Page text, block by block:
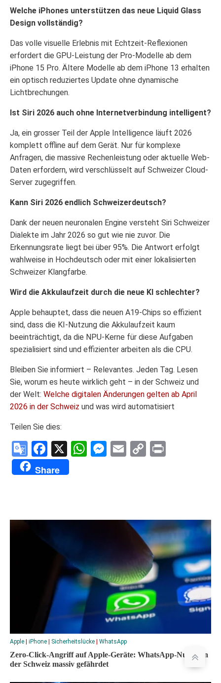
Welche iPhones unterstützen das neue Liquid Glass
Design vollständig?
Das volle visuelle Erlebnis mit Echtzeit-Reflexionen
erfordert die GPU-Leistung der Pro-Modelle ab dem
iPhone 15 Pro. Ältere Modelle ab dem iPhone 13 erhalten
ein optisch reduziertes Update ohne dynamische
Lichtbrechungen.
Ist Siri 2026 auch ohne Internetverbindung intelligent?
Ja, ein grosser Teil der Apple Intelligence läuft 2026
komplett offline auf dem Gerät. Nur für komplexe
Anfragen, die massive Rechenleistung oder aktuelle Web-
Daten erfordern, wird verschlüsselt auf Schweizer Cloud-
Server zugegriffen.
Kann Siri 2026 endlich Schweizerdeutsch?
Dank der neuen neuronalen Engine versteht Siri Schweizer
Dialekte im Jahr 2026 so gut wie nie zuvor. Die
Erkennungsrate liegt bei über 95%. Die Antwort erfolgt
wahlweise in Hochdeutsch oder mit einer lokalisierten
Schweizer Klangfarbe.
Wird die Akkulaufzeit durch die neue KI schlechter?
Apple behauptet, dass die neuen A19-Chips so effizient
sind, dass die KI-Nutzung die Akkulaufzeit kaum
beeinträchtigt, da die NPU-Kerne für diese Aufgaben
spezialisiert sind und effizienter arbeiten als die CPU.
Bleiben Sie informiert – Relevantes. Jeden Tag. Lesen
Sie, worum es heute wirklich geht – in der Schweiz und
der Welt: Welche digitalen Änderungen gelten ab April
2026 in der Schweiz und was wird automatisiert
Teilen Sie dies:
Google
Translate
Facebook
X WhatsApp
Messenger
Email
Copy
Share
Apple | iPhone | Sicherheitslücke | WhatsApp
Zero-Click-Angriff auf Apple-Geräte: WhatsApp-Nutzer in
der Schweiz massiv gefährdet